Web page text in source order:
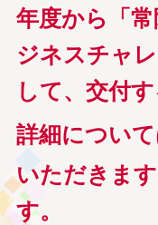
年度から「
ジネスチャ
して、交付
詳細について
いただきま
す。